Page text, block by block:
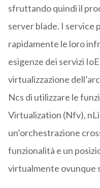
sfruttando quindi il
server blade. I service
rapidamente le loro
esigenze dei servizi
virtualizzazione
Ncs di utilizzare le
Virtualization (Nfv),
un’orchestrazione
funzionalità e un
virtualmente ovunque